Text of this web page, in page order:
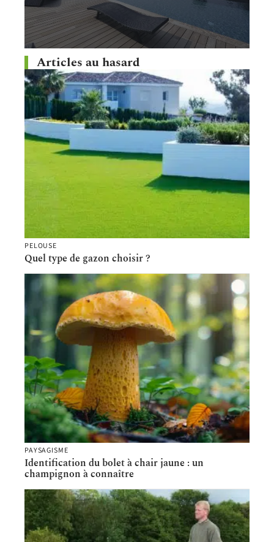
Articles au hasard
PELOUSE
Quel type de gazon choisir ?
PAYSAGISME
Identification du bolet à chair jaune : un
champignon à connaître